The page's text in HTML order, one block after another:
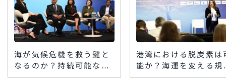
海が気候危機を救う鍵と
なるのか？持続可能なソ
リューションとその実装
港湾における脱炭素は
能か？海運を変える規
とテクノロジーとは－